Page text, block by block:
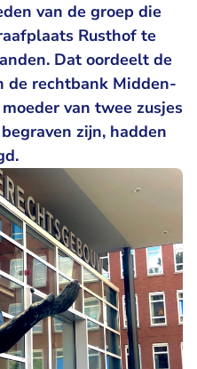
van de groep die
Rusthof te
Dat oordeelt de
de rechtbank Midden-
van twee zusjes
zijn, hadden